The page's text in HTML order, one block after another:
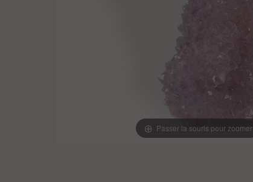
Passer la souris pour zoomer